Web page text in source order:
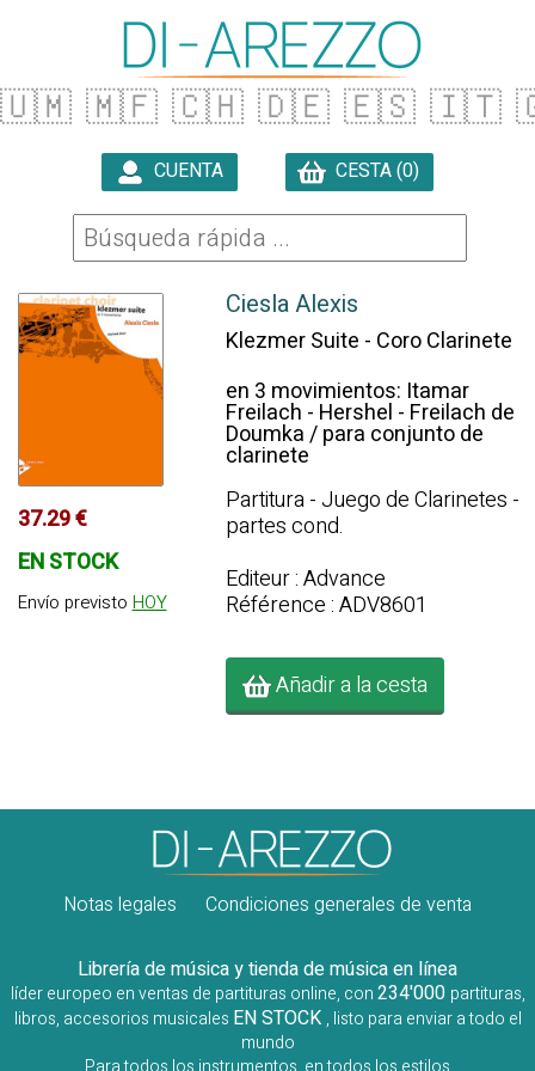
🇺🇲 🇲🇫 🇨🇭 🇩🇪 🇪🇸 🇮🇹
CUENTA CESTA (0)
37.29 €
EN STOCK
Envío previsto HOY
Ciesla Alexis
Klezmer Suite - Coro Clarinete
en 3 movimientos: Itamar
Freilach - Hershel - Freilach de
Doumka / para conjunto de
clarinete
Partitura - Juego de Clarinetes -
partes cond.
Editeur : Advance
Référence : ADV8601
Añadir a la cesta
Notas legales Condiciones generales de venta
Librería de música y tienda de música en línea
líder europeo en ventas de partituras online, con234'000 partituras,
libros, accesorios musicales EN STOCK , listo para enviar a todo el
mundo